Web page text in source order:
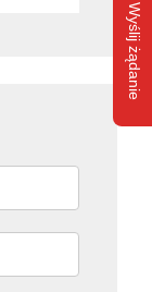
Wyślij żądanie